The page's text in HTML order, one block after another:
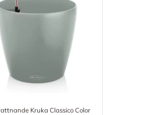
Kruka Classico Color